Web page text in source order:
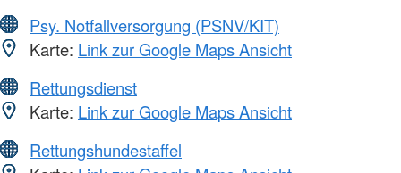
Psy. Notfallversorgung (PSNV/KIT)
Karte: Link zur Google Maps Ansicht
Rettungsdienst
Karte: Link zur Google Maps Ansicht
Rettungshundestaffel